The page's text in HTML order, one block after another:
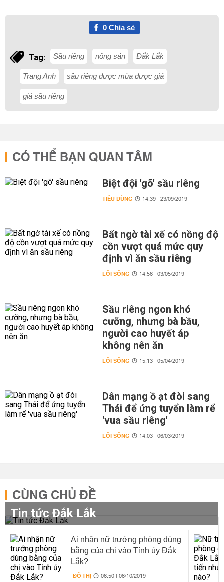
0Chia sẻ
Tag: Sầu riêng nông sản Đắk Lắk
Trang Anh sầu riêng được mùa được giá
giá sầu riêng
CÓ THỂ BẠN QUAN TÂM
Biệt đội 'gõ' sầu riêng
TIÊU DÙNG 14:39 | 23/09/2019
Bất ngờ tài xế có nồng độ
cồn vượt quá mức quy
định vì ăn sầu riêng
LỐI SỐNG 14:56 | 03/05/2019
Sầu riêng ngon khó
cưỡng, nhưng bà bầu,
người cao huyết áp
không nên ăn
LỐI SỐNG 15:13 | 05/04/2019
Dân mạng ồ ạt đòi sang
Thái để ứng tuyển làm rể
'vua sầu riêng'
LỐI SỐNG 14:03 | 06/03/2019
CÙNG CHỦ ĐỀ
Tin tức Đắk Lắk
Ai nhận nữ trưởng phòng dùng
bằng của chị vào Tỉnh ủy Đắk
Lắk?
ĐÔ THỊ 06:50 | 08/10/2019